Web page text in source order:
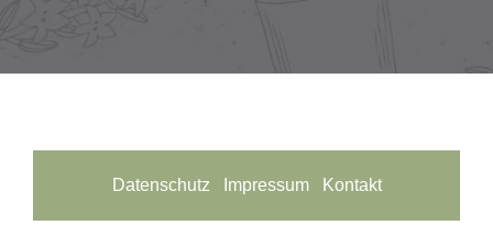
Datenschutz Impressum Kontakt